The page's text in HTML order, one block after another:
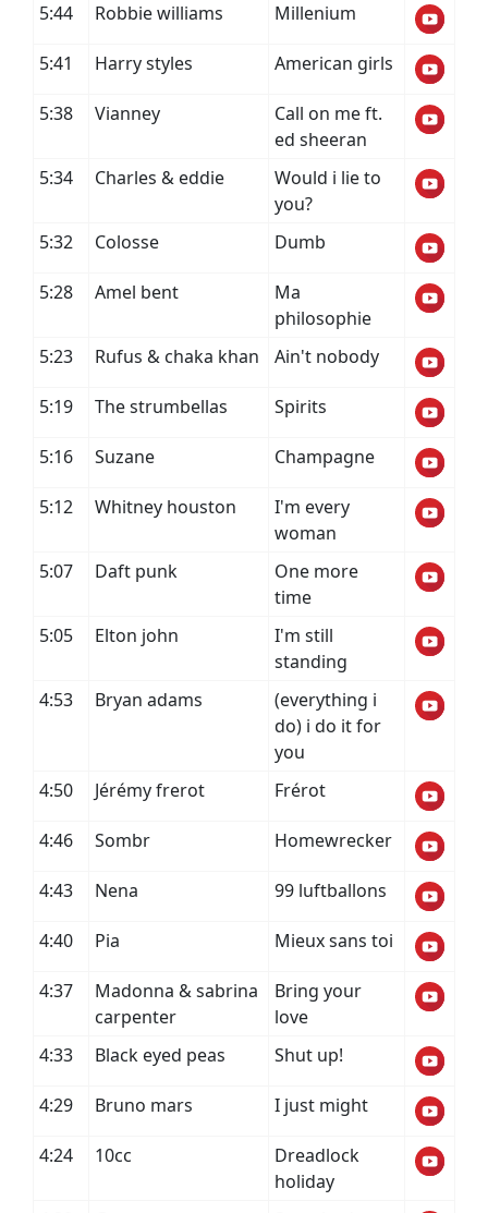
5:44
Robbie williams Millenium
5:41 Harry styles American girls
5:38 Vianney
Call on me ft.
ed sheeran
5:34
Charles & eddie
Would i lie to
you?
5:32
Colosse Dumb
5:28 Amel bent
Ma
philosophie
5:23
Rufus & chaka khan Ain't nobody
5:19 The strumbellas Spirits
5:16 Suzane Champagne
5:12 Whitney houston
I'm every
woman
5:07
Daft punk
One more
time
5:05
Elton john
I'm still
standing
4:53
Bryan adams
(everything i
do) i do it for
you
4:50
Jérémy frerot Frérot
4:46 Sombr Homewrecker
4:43 Nena 99 luftballons
4:40 Pia Mieux sans toi
4:37
Madonna & sabrina
carpenter
Bring your
love
4:33
Black eyed peas Shut up!
4:29 Bruno mars I just might
4:24 10cc
Dreadlock
holiday